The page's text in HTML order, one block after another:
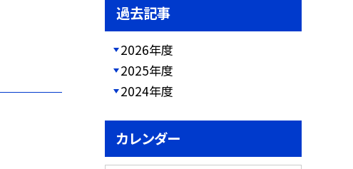
過去記事
2026年度
2025年度
2024年度
カレンダー